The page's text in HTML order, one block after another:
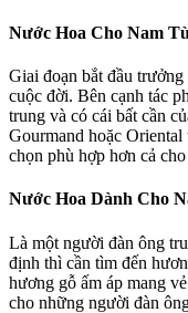
Nước Hoa Cho Nam
Giai đoạn bắt đầu
cuộc đời. Bên cạnh tác
trung và có cái bất cần
Gourmand hoặc
chọn phù hợp hơn cả
Nước Hoa Dành Cho
Là một người đàn ông
định thì cần tìm đến
hương gỗ ấm áp mang
cho những người đàn